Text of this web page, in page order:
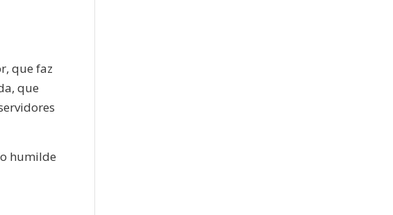
que faz
que
humilde